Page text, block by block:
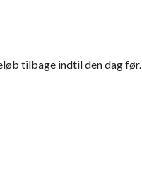
tilbage indtil den dag før.